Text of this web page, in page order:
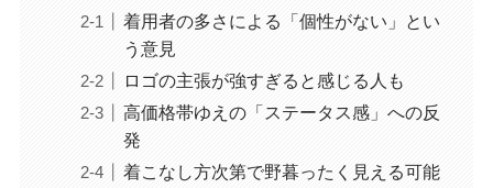
着用者の多さによる「個性がない」とい
う意見
ロゴの主張が強すぎると感じる人も
高価格帯ゆえの「ステータス感」への反
発
着こなし方次第で野暮ったく見える可能